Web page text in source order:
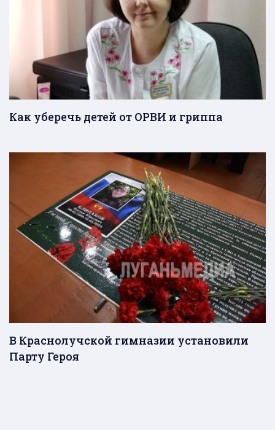
Как уберечь детей от ОРВИ и гриппа
В Краснолучской гимназии установили
Парту Героя